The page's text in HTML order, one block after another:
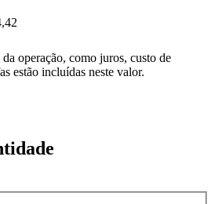
operação, como juros, custo de
estão incluídas neste valor.